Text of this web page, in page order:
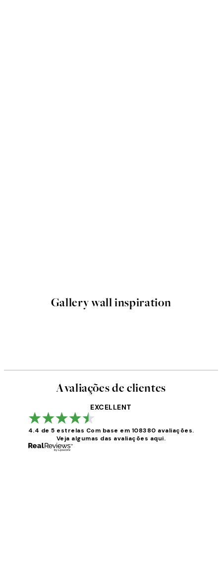
Gallery wall inspiration
Avaliações de clientes
EXCELLENT
4.4 de 5 estrelas Com base em 108380 avaliações.
Veja algumas das avaliações aqui.